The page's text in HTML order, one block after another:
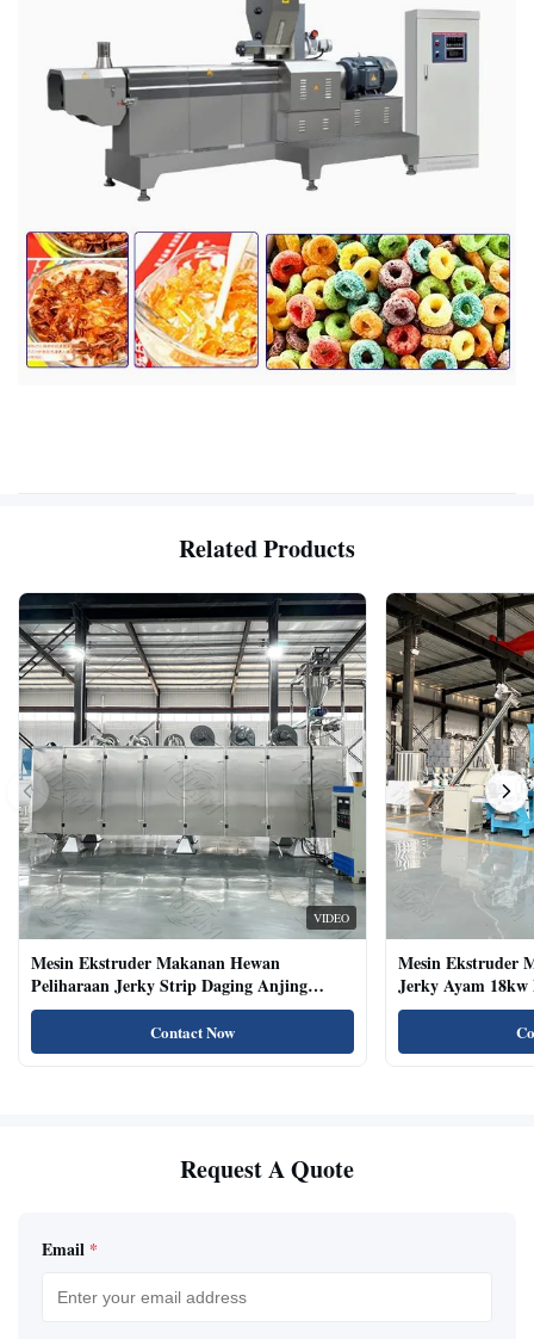
Related Products
VIDEO
Mesin Ekstruder Makanan Hewan
Peliharaan Jerky Strip Daging Anjing
Dengan Sistem Baki Otomatis
Contact Now
Mesin Ekstruder
Jerky Ayam
Kucing Kering
Request A Quote
Email *